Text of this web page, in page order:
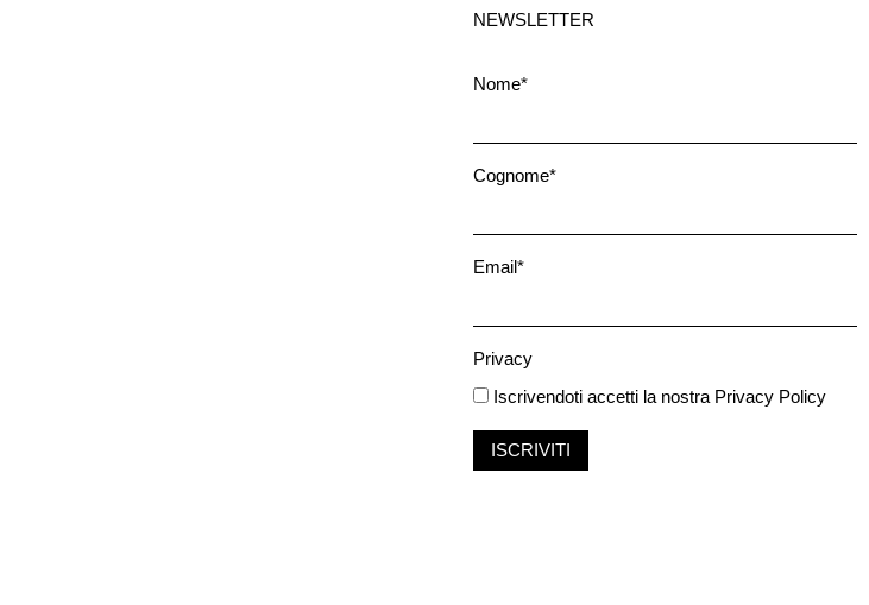
NEWSLETTER
Nome*
Cognome*
Email*
Privacy
Iscrivendoti accetti la nostra Privacy Policy
ISCRIVITI